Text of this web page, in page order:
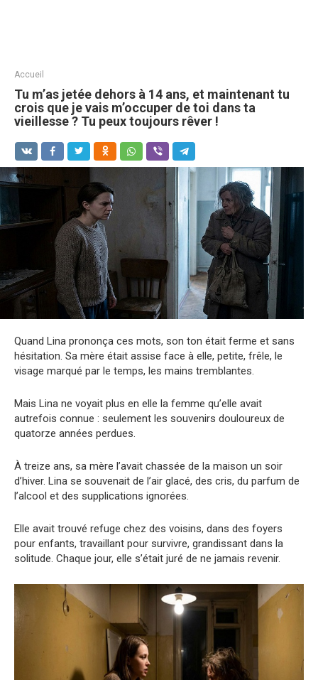
Accueil
Tu m’as jetée dehors à 14 ans, et maintenant tu
crois que je vais m’occuper de toi dans ta
vieillesse ? Tu peux toujours rêver !
Quand Lina prononça ces mots, son ton était ferme et sans
hésitation. Sa mère était assise face à elle, petite, frêle, le
visage marqué par le temps, les mains tremblantes.
Mais Lina ne voyait plus en elle la femme qu’elle avait
autrefois connue : seulement les souvenirs douloureux de
quatorze années perdues.
À treize ans, sa mère l’avait chassée de la maison un soir
d’hiver. Lina se souvenait de l’air glacé, des cris, du parfum de
l’alcool et des supplications ignorées.
Elle avait trouvé refuge chez des voisins, dans des foyers
pour enfants, travaillant pour survivre, grandissant dans la
solitude. Chaque jour, elle s’était juré de ne jamais revenir.